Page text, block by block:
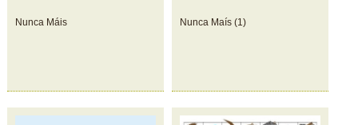
Nunca Máis Nunca Maís (1)